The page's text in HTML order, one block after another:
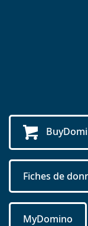
Fiches de
MyDomino